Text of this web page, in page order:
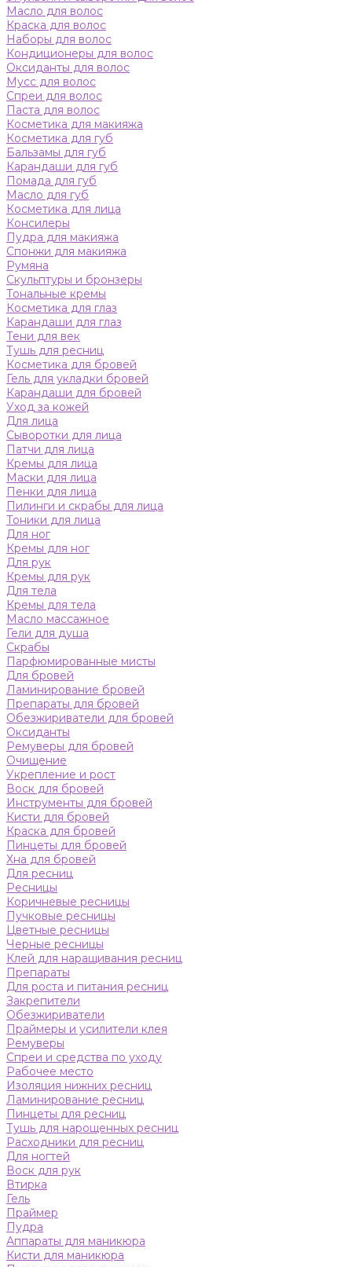
Масло для волос
Краска для волос
Наборы для волос
Кондиционеры для волос
Оксиданты для волос
Мусс для волос
Спреи для волос
Паста для волос
Косметика для макияжа
Косметика для губ
Бальзамы для губ
Карандаши для губ
Помада для губ
Масло для губ
Косметика для лица
Консилеры
Пудра для макияжа
Спонжи для макияжа
Румяна
Скульптуры и бронзеры
Тональные кремы
Косметика для глаз
Карандаши для глаз
Тени для век
Тушь для ресниц
Косметика для бровей
Гель для укладки бровей
Карандаши для бровей
Уход за кожей
Для лица
Сыворотки для лица
Патчи для лица
Кремы для лица
Маски для лица
Пенки для лица
Пилинги и скрабы для лица
Тоники для лица
Для ног
Кремы для ног
Для рук
Кремы для рук
Для тела
Кремы для тела
Масло массажное
Гели для душа
Скрабы
Парфюмированные мисты
Для бровей
Ламинирование бровей
Препараты для бровей
Обезжириватели для бровей
Оксиданты
Ремуверы для бровей
Очищение
Укрепление и рост
Воск для бровей
Инструменты для бровей
Кисти для бровей
Краска для бровей
Пинцеты для бровей
Хна для бровей
Для ресниц
Ресницы
Коричневые ресницы
Пучковые ресницы
Цветные ресницы
Черные ресницы
Клей для наращивания ресниц
Препараты
Для роста и питания ресниц
Закрепители
Обезжириватели
Праймеры и усилители клея
Ремуверы
Спреи и средства по уходу
Рабочее место
Изоляция нижних ресниц
Ламинирование ресниц
Пинцеты для ресниц
Тушь для нарощенных ресниц
Расходники для ресниц
Для ногтей
Воск для рук
Втирка
Гель
Праймер
Пудра
Аппараты для маникюра
Кисти для маникюра